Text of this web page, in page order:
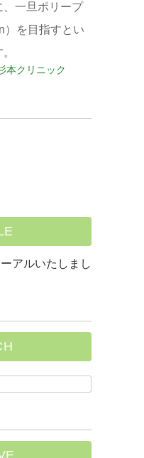
一旦ポリープ
）を目指すとい
本クリニック
アルいたしまし